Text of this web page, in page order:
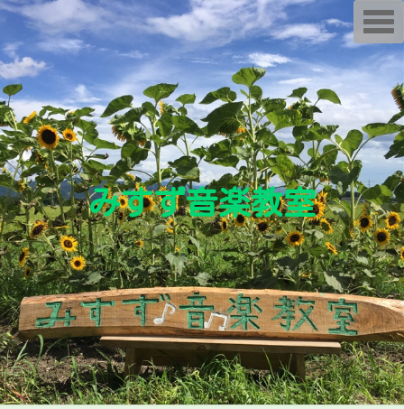
みすず音楽教室
T
o
g
g
v
i
g
a
i
o
n